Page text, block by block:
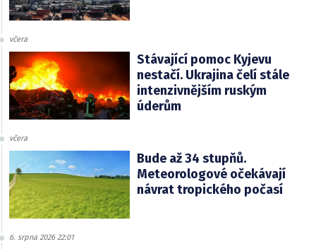
včera
Stávající pomoc Kyjevu
nestačí. Ukrajina čelí stále
intenzivnějším ruským
úderům
včera
Bude až 34 stupňů.
Meteorologové očekávají
návrat tropického počasí
6. srpna 2026 22:01